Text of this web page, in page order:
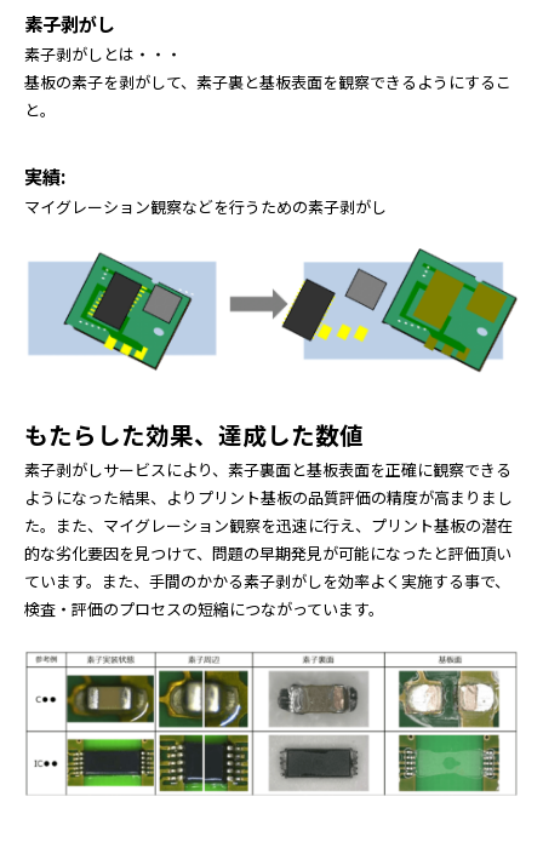
素子剥がし
素子剥がしとは・・・
基板の素子を剥がして、素子裏と基板表面を観察できるようにするこ
と。
実績:
マイグレーション観察などを行うための素子剥がし
もたらした効果、達成した数値
素子剥がしサービスにより、素子裏面と基板表面を正確に観察できる
ようになった結果、よりプリント基板の品質評価の精度が高まりまし
た。また、マイグレーション観察を迅速に行え、プリント基板の潜在
的な劣化要因を見つけて、問題の早期発見が可能になったと評価頂い
ています。また、手間のかかる素子剥がしを効率よく実施する事で、
検査・評価のプロセスの短縮につながっています。